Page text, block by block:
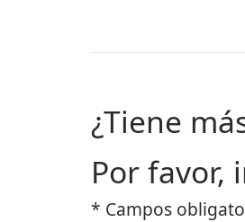
¿Tiene
Por favor,
* Campos